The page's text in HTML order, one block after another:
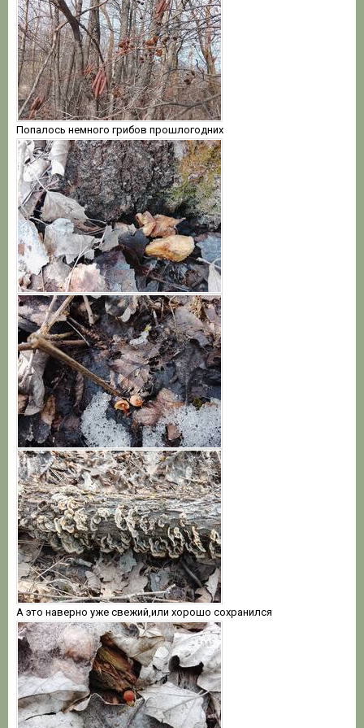
Попалось немного грибов прошлогодних
А это наверно уже свежий,или хорошо сохранился